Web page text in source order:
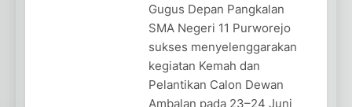
Gugus Depan Pangkalan
SMA Negeri 11 Purworejo
sukses menyelenggarakan
kegiatan Kemah dan
Pelantikan Calon Dewan
Ambalan pada 23–24 Juni